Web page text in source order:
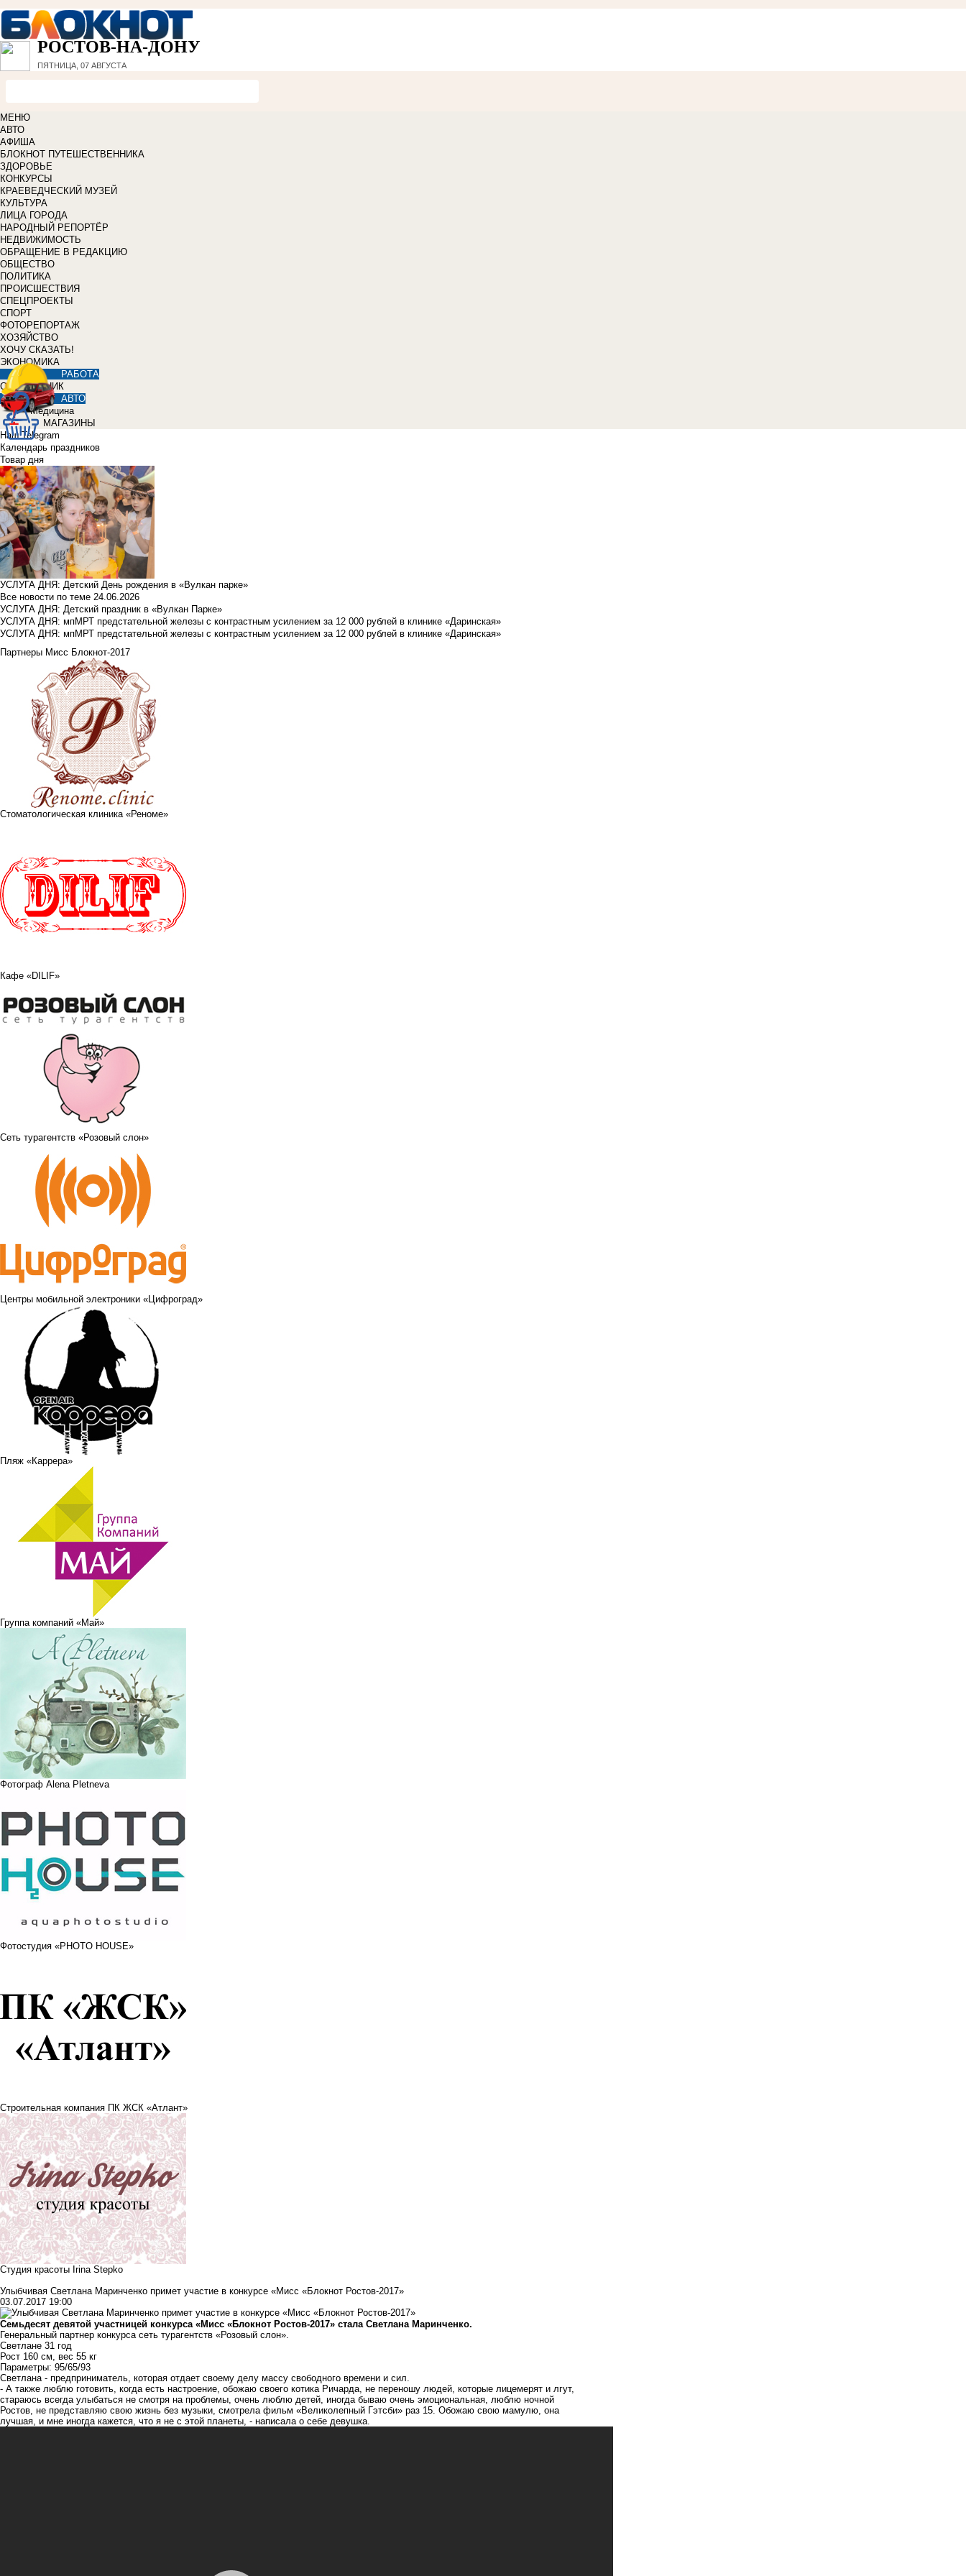
РОСТОВ-НА-ДОНУ
ПЯТНИЦА, 07 АВГУСТА
МЕНЮ
АВТО
АФИША
БЛОКНОТ ПУТЕШЕСТВЕННИКА
ЗДОРОВЬЕ
КОНКУРСЫ
КРАЕВЕДЧЕСКИЙ МУЗЕЙ
КУЛЬТУРА
ЛИЦА ГОРОДА
НАРОДНЫЙ РЕПОРТЁР
НЕДВИЖИМОСТЬ
ОБРАЩЕНИЕ В РЕДАКЦИЮ
ОБЩЕСТВО
ПОЛИТИКА
ПРОИСШЕСТВИЯ
СПЕЦПРОЕКТЫ
СПОРТ
ФОТОРЕПОРТАЖ
ХОЗЯЙСТВО
ХОЧУ СКАЗАТЬ!
ЭКОНОМИКА
РАБОТА
СПРАВОЧНИК
АВТО
Медицина
МАГАЗИНЫ
Наш Telegram
Календарь праздников
Товар дня
УСЛУГА ДНЯ: Детский День рождения в «Вулкан парке»
Все новости по теме 24.06.2026
УСЛУГА ДНЯ: Детский праздник в «Вулкан Парке»
УСЛУГА ДНЯ: мпМРТ предстательной железы с контрастным усилением за 12 000 рублей в клинике «Даринская»
УСЛУГА ДНЯ: мпМРТ предстательной железы с контрастным усилением за 12 000 рублей в клинике «Даринская»
Партнеры Мисс Блокнот-2017
Стоматологическая клиника «Реноме»
Кафе «DILIF»
Сеть турагентств «Розовый слон»
Центры мобильной электроники «Цифроград»
Пляж «Каррера»
Группа компаний «Май»
Фотограф Alena Pletneva
Фотостудия «PHOTO HOUSE»
Строительная компания ПК ЖСК «Атлант»
Студия красоты Irina Stepko
Улыбчивая Светлана Маринченко примет участие в конкурсе «Мисс «Блокнот Ростов-2017»
03.07.2017 19:00
Семьдесят девятой участницей конкурса «Мисс «Блокнот Ростов-2017» стала Светлана Маринченко.
Генеральный партнер конкурса сеть турагентств «Розовый слон».
Светлане 31 год
Рост 160 см, вес 55 кг
Параметры: 95/65/93
Светлана - предприниматель, которая отдает своему делу массу свободного времени и сил.
- А также люблю готовить, когда есть настроение, обожаю своего котика Ричарда, не переношу людей, которые лицемерят и лгут,
стараюсь всегда улыбаться не смотря на проблемы, очень люблю детей, иногда бываю очень эмоциональная, люблю ночной
Ростов, не представляю свою жизнь без музыки, смотрела фильм «Великолепный Гэтсби» раз 15. Обожаю свою мамулю, она
лучшая, и мне иногда кажется, что я не с этой планеты, - написала о себе девушка.